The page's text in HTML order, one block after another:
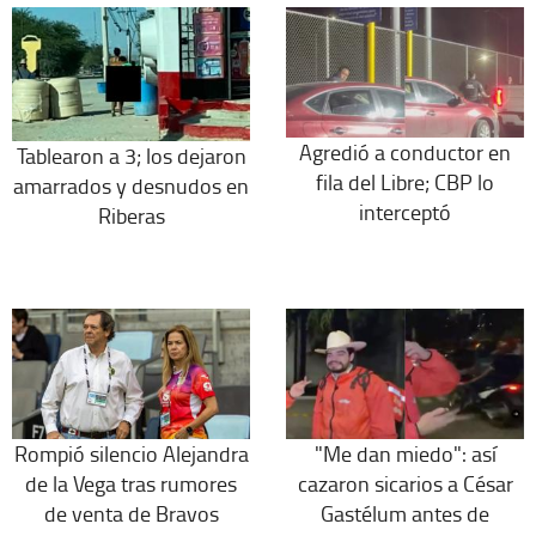
Tablearon a 3; los dejaron
amarrados y desnudos en
Riberas
Agredió a conductor en
fila del Libre; CBP lo
interceptó
Rompió silencio Alejandra
de la Vega tras rumores
de venta de Bravos
"Me dan miedo": así
cazaron sicarios a César
Gastélum antes de